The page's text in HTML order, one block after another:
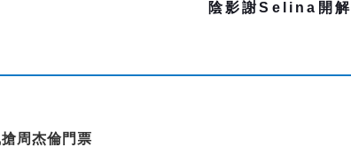
陰影謝Selina開解
周杰倫門票